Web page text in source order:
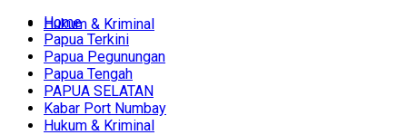
Hukum & Kriminal
Home
Papua Terkini
Papua Pegunungan
Papua Tengah
PAPUA SELATAN
Kabar Port Numbay
Hukum & Kriminal